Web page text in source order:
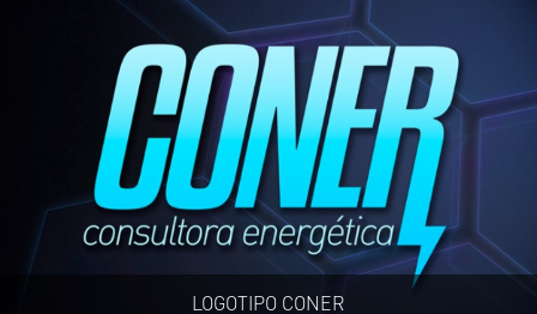
LOGOTIPO CONER